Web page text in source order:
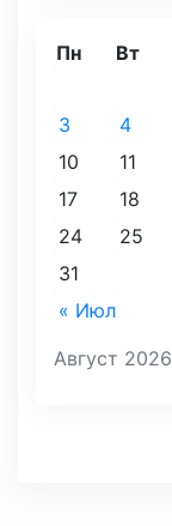
Август 2026
Пн Вт
« Июл
3
4
10
11
17
18
24
25
31